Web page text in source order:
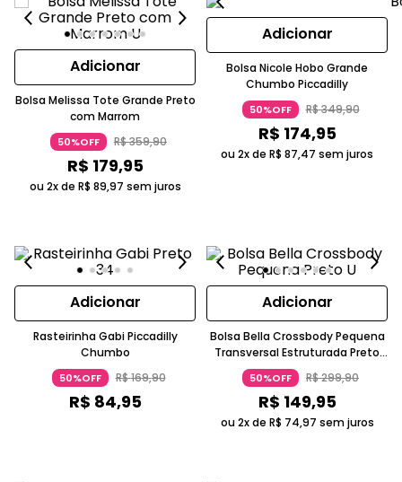
Adicionar
Bolsa Melissa Tote Grande Preto
com Marrom
50%OFF R$359,90
R$ 179,95
ou 2x de R$ 89,97 sem juros
Adicionar
Bolsa Nicole Hobo Grande
Chumbo Piccadilly
50%OFF R$349,90
R$ 174,95
ou 2x de R$ 87,47 sem juros
Adicionar
Rasteirinha Gabi Piccadilly
Chumbo
50%OFF R$169,90
R$ 84,95
Adicionar
Bolsa Bella Crossbody Pequena
Transversal Estruturada Preto
Piccadilly
50%OFF R$299,90
R$ 149,95
ou 2x de R$ 74,97 sem juros